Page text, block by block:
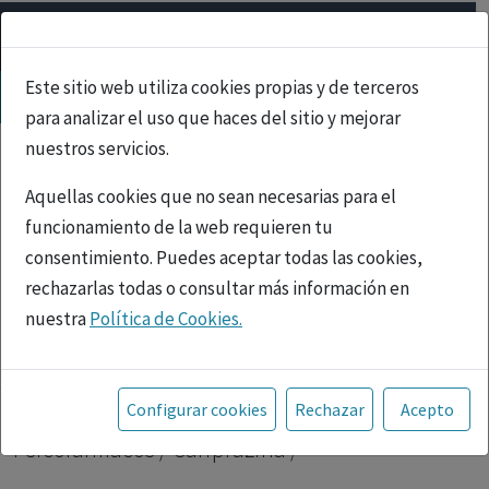
Este sitio web utiliza cookies propias y de terceros
para analizar el uso que haces del sitio y mejorar
nuestros servicios.
Aquellas cookies que no sean necesarias para el
funcionamiento de la web requieren tu
consentimiento. Puedes aceptar todas las cookies,
rechazarlas todas o consultar más información en
nuestraPolítica de Cookies.
Toda la información incluida en la Página Web está
referida a productos del mercado español y, por
tanto, dirigida a profesionales sanitarios legalmente
facultados para prescribir o dispensar medicamentos
Configurar cookies Rechazar Acepto
Psicofármacos| Cariprazina |
Psicofármacos / Cariprazina /